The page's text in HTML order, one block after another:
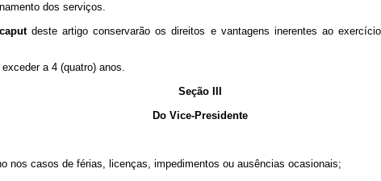
dos serviços.
caputdeste artigo conservarão os direitos e vantagens inerentes ao
a 4 (quatro) anos.
Seção III
Do Vice-Presidente
nos casos de férias, licenças, impedimentos ou ausências ocasionais;